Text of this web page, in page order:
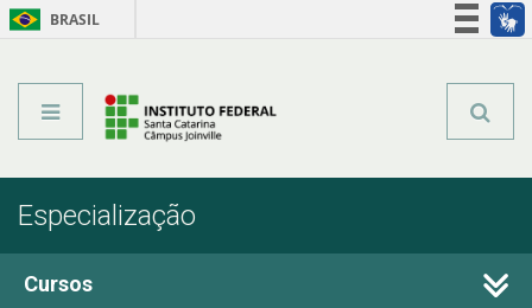
BRASIL
Especialização
Cursos